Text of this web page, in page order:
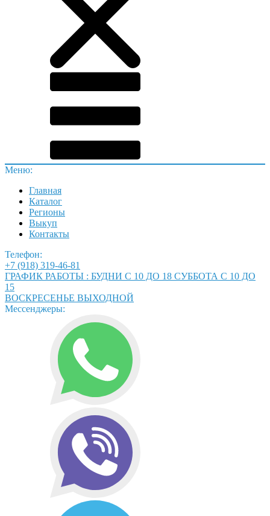
Меню:
Главная
Каталог
Регионы
Выкуп
Контакты
Телефон:
+7 (918) 319-46-81
ГРАФИК РАБОТЫ : БУДНИ С 10 ДО 18 СУББОТА С 10 ДО
15
ВОСКРЕСЕНЬЕ ВЫХОДНОЙ
Мессенджеры: